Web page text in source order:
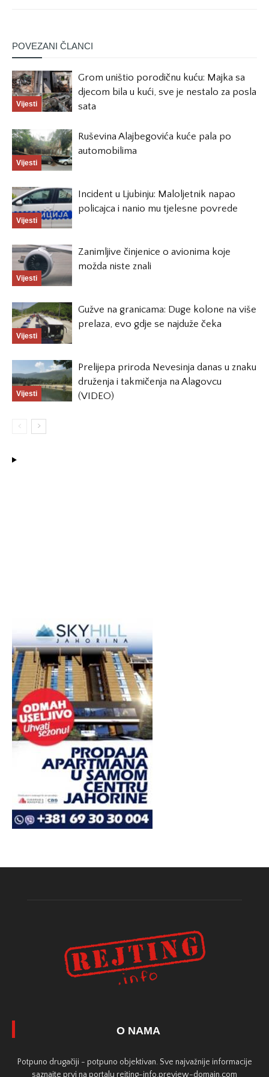
POVEZANI ČLANCI
Vijesti
Grom uništio porodičnu kuću: Majka sa
djecom bila u kući, sve je nestalo za posla
sata
Vijesti
Ruševina Alajbegovića kuće pala po
automobilima
Vijesti
Incident u Ljubinju: Maloljetnik napao
policajca i nanio mu tjelesne povrede
Vijesti
Zanimljive činjenice o avionima koje
možda niste znali
Vijesti
Gužve na granicama: Duge kolone na više
prelaza, evo gdje se najduže čeka
Vijesti
Prelijepa priroda Nevesinja danas u znaku
druženja i takmičenja na Alagovcu
(VIDEO)
O NAMA
Potpuno drugačiji - potpuno objektivan. Sve najvažnije informacije
saznajte prvi na portalu rejting-info.preview-domain.com